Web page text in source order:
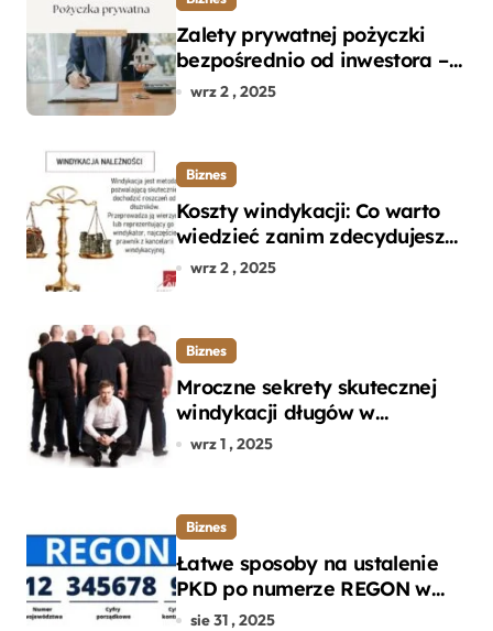
Zalety prywatnej pożyczki
bezpośrednio od inwestora –
dlaczego warto?
wrz 2 , 2025
Biznes
Koszty windykacji: Co warto
wiedzieć zanim zdecydujesz
się na odzyskanie długu?
wrz 2 , 2025
Biznes
Mroczne sekrety skutecznej
windykacji długów w
departamencie windykacji
wrz 1 , 2025
Biznes
Łatwe sposoby na ustalenie
PKD po numerze REGON w
kilku prostych krokach
sie 31 , 2025